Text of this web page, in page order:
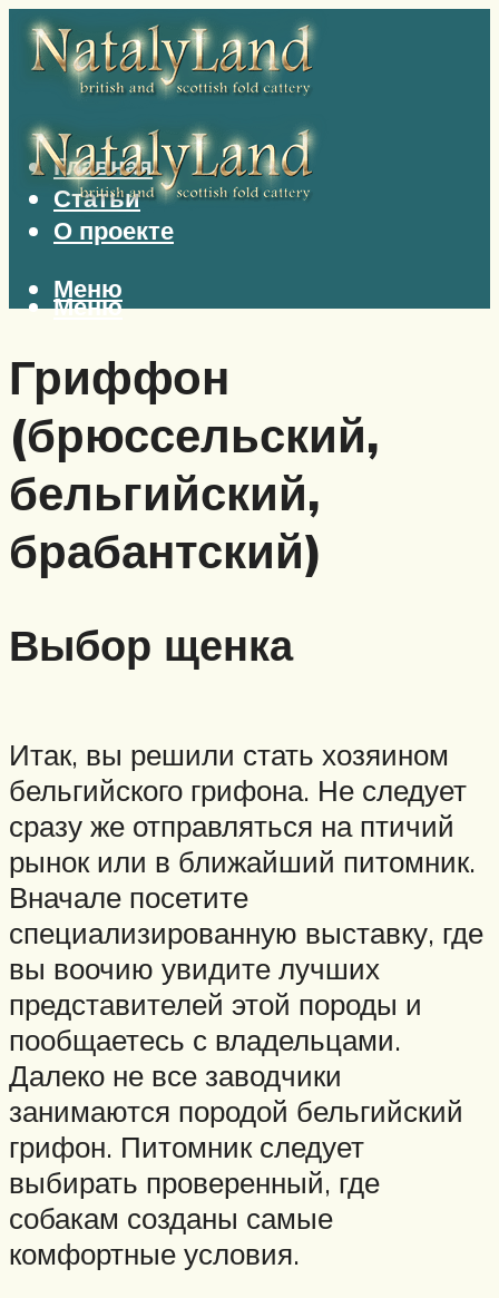
Главная
Статьи
О проекте
Меню
Меню
Гриффон
(брюссельский,
бельгийский,
брабантский)
Выбор щенка
Итак, вы решили стать хозяином
бельгийского грифона. Не следует
сразу же отправляться на птичий
рынок или в ближайший питомник.
Вначале посетите
специализированную выставку, где
вы воочию увидите лучших
представителей этой породы и
пообщаетесь с владельцами.
Далеко не все заводчики
занимаются породой бельгийский
грифон. Питомник следует
выбирать проверенный, где
собакам созданы самые
комфортные условия.